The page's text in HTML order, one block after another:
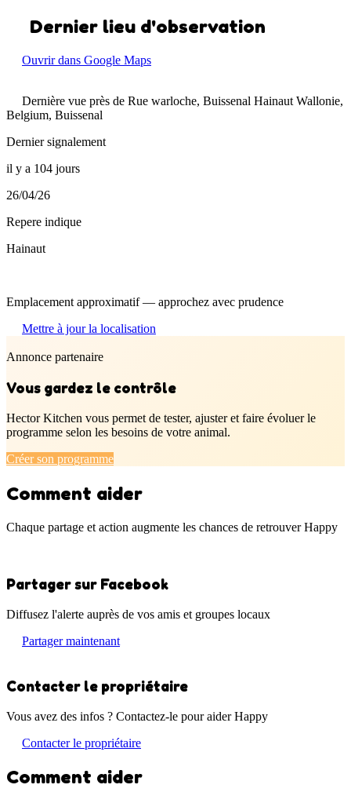
Dernier lieu d'observation
Ouvrir dans Google Maps
Dernière vue près de Rue warloche, Buissenal Hainaut Wallonie,
Belgium, Buissenal
Dernier signalement
il y a 104 jours
26/04/26
Repere indique
Hainaut
Emplacement approximatif — approchez avec prudence
Mettre à jour la localisation
Annonce partenaire
Vous gardez le contrôle
Hector Kitchen vous permet de tester, ajuster et faire évoluer le
programme selon les besoins de votre animal.
Créer son programme
Comment aider
Chaque partage et action augmente les chances de retrouver Happy
Partager sur Facebook
Diffusez l'alerte auprès de vos amis et groupes locaux
Partager maintenant
Contacter le propriétaire
Vous avez des infos ? Contactez-le pour aider Happy
Contacter le propriétaire
Comment aider